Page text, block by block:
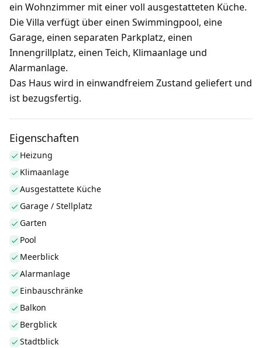
ein Wohnzimmer mit einer voll ausgestatteten Küche.
Die Villa verfügt über einen Swimmingpool, eine
Garage, einen separaten Parkplatz, einen
Innengrillplatz, einen Teich, Klimaanlage und
Alarmanlage.
Das Haus wird in einwandfreiem Zustand geliefert und
ist bezugsfertig.
Eigenschaften
Heizung
Klimaanlage
Ausgestattete Küche
Garage / Stellplatz
Garten
Pool
Meerblick
Alarmanlage
Einbauschränke
Balkon
Bergblick
Stadtblick